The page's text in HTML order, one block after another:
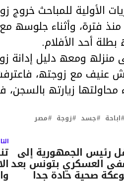
الأولیة للمباحث
فترة، وأثناء جلوسھ
أحد الأفلام.
منزلھ ومعھ دلیل
عنیف مع زوجتھ،
محاولتھا زیارتھ
اباحة جسد زوجة مصر
رئيس الجمهورية إلى
العسكري بتونس بعد
صحية حادة جدا